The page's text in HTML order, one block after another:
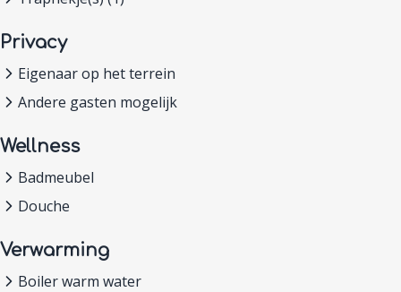
Privacy
Eigenaar op het terrein
Andere gasten mogelijk
Wellness
Badmeubel
Douche
Verwarming
Boiler warm water